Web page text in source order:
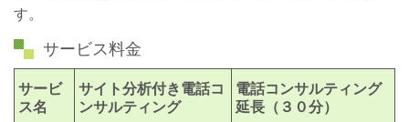
す。
サービス料金
サービ
ス名
サイト分析付き電話コ
ンサルティング
電話コンサルティング
延長（３０分）